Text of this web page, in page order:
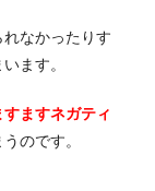
なかったりす
ます。
すますネガティ
のです。